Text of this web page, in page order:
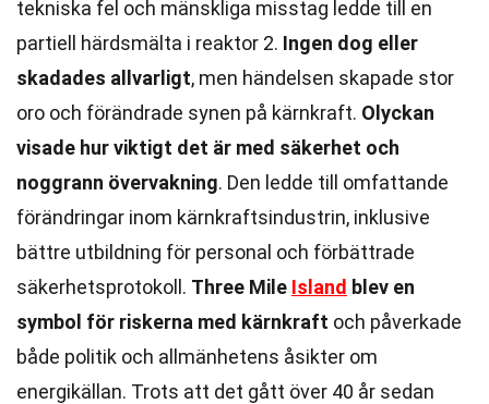
tekniska fel och mänskliga misstag ledde till en
partiell härdsmälta i reaktor 2. Ingen dog eller
skadades allvarligt, men händelsen skapade stor
oro och förändrade synen på kärnkraft. Olyckan
visade hur viktigt det är med säkerhet och
noggrann övervakning. Den ledde till omfattande
förändringar inom kärnkraftsindustrin, inklusive
bättre utbildning för personal och förbättrade
säkerhetsprotokoll. Three Mile Island blev en
symbol för riskerna med kärnkraft och påverkade
både politik och allmänhetens åsikter om
energikällan. Trots att det gått över 40 år sedan